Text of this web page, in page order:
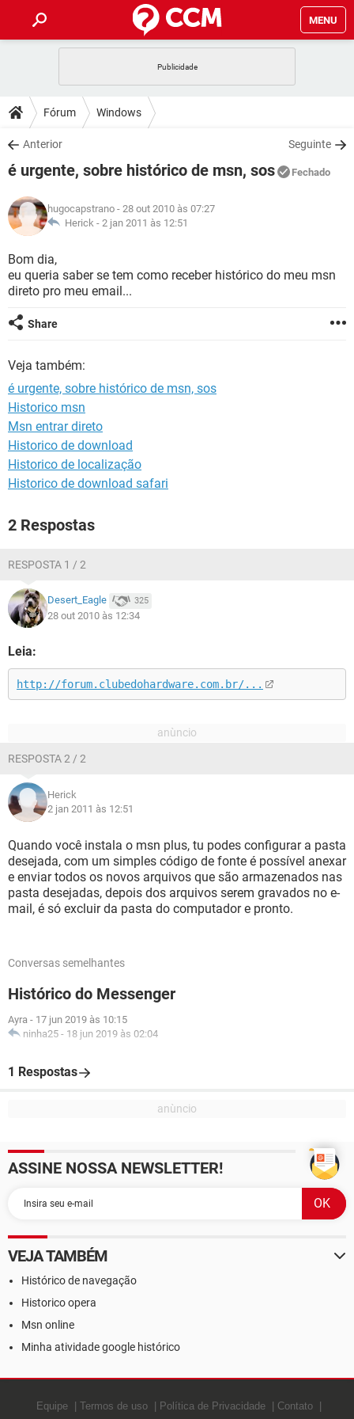
MENU
CELULAR
OUTLOOK
INSTAGRAM GMAIL
GUIA DE COMPRAS
DICAS
JOGOS
INSTAGRAM GMAIL
GUIA DE COMPRAS
DOWNLOADS
JOGOS WHATSAPP
CELULAR
OUTLOOK
INSTAGRAM
GUIA DE COMPRAS
FÓRUM
JOGOS WHATSAPP
CELULAR
OUTLOOK
INSTAGRAM
GUIA DE COMPRAS
GLOSSÁRIO
JOGOS
CELULAR FACEBOOK
INSTAGRAM
GUIA DE COMPRAS
Fórum Windows
Anterior Seguinte
é urgente, sobre histórico de msn, sos Fechado
hugocapstrano - 28 out 2010 às 07:27
Herick - 2 jan 2011 às 12:51
Bom dia,
eu queria saber se tem como receber histórico do meu msn
direto pro meu email...
Share
Veja também:
é urgente, sobre histórico de msn, sos
Historico msn
Msn entrar direto
Historico de download
Historico de localização
Historico de download safari
2 Respostas
RESPOSTA 1 / 2
Desert_Eagle 325
28 out 2010 às 12:34
Leia:
http://forum.clubedohardware.com.br/...
RESPOSTA 2 / 2
Herick
2 jan 2011 às 12:51
Quando você instala o msn plus, tu podes configurar a pasta
desejada, com um simples código de fonte é possível anexar
e enviar todos os novos arquivos que são armazenados nas
pasta desejadas, depois dos arquivos serem gravados no e-
mail, é só excluir da pasta do computador e pronto.
Conversas semelhantes
Histórico do Messenger
Ayra - 17 jun 2019 às 10:15
ninha25 - 18 jun 2019 às 02:04
1 Respostas
ASSINE NOSSA NEWSLETTER!
VEJA TAMBÉM
Histórico de navegação
Historico opera
Msn online
Minha atividade google histórico
Equipe Termos de uso Política de Privacidade Contato